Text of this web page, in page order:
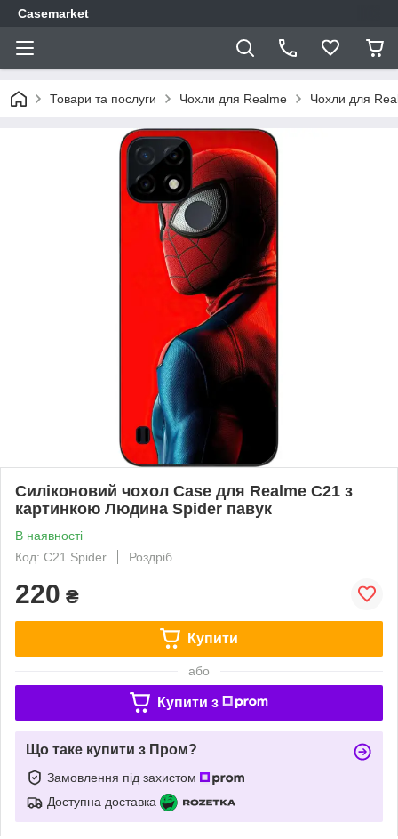
Casemarket
Товари та послуги Чохли для Realme Чохли для
Силіконовий чохол Case для Realme C21 з
картинкою Людина Spider павук
В наявності
Код: C21 Spider
Роздріб
220 ₴
Купити
або
Купити з
Що таке купити з Пром?
Замовлення під захистом
Доступна доставка